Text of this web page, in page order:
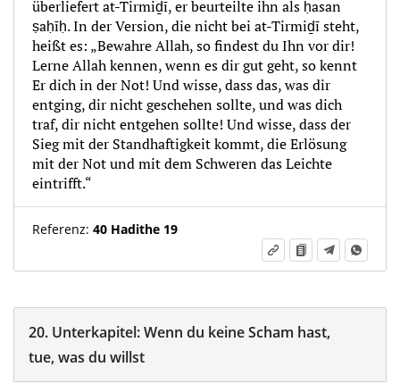
überliefert at-Tirmiḏī, er beurteilte ihn als ḥasan
ṣaḥīḥ. In der Version, die nicht bei at-Tirmiḏī steht,
heißt es: „Bewahre Allah, so findest du Ihn vor dir!
Lerne Allah kennen, wenn es dir gut geht, so kennt
Er dich in der Not! Und wisse, dass das, was dir
entging, dir nicht geschehen sollte, und was dich
traf, dir nicht entgehen sollte! Und wisse, dass der
Sieg mit der Standhaftigkeit kommt, die Erlösung
mit der Not und mit dem Schweren das Leichte
eintrifft.“
Referenz: 40 Hadithe 19
20. Unterkapitel:Wenn du keine Scham hast,
tue, was du willst